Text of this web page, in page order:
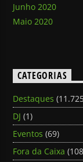
Junho 2020
Maio 2020
CATEGORIAS
Destaques
DJ (1)
Eventos (69)
Fora da Caixa